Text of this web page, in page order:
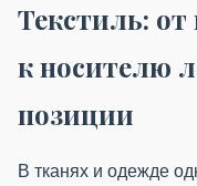
Текстиль: от
к носителю
позиции
В тканях и одежде